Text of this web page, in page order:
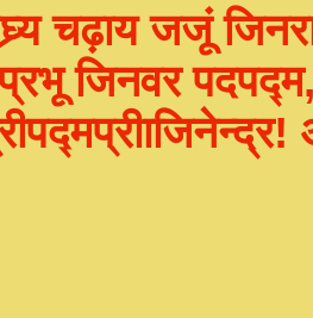
चढ़ाय जजूं
जिनवर